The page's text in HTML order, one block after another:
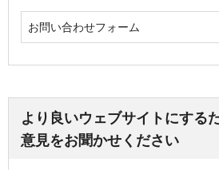
お問い合わせフォーム
より良いウェブサイトにする
意見をお聞かせください